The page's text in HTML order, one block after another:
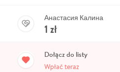
Анастасия Калина
1 zł
Dołącz do listy
Wpłać teraz